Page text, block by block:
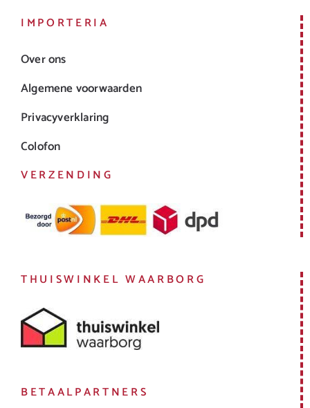
IMPORTERIA
Over ons
Algemene voorwaarden
Privacyverklaring
Colofon
VERZENDING
THUISWINKEL WAARBORG
BETAALPARTNERS